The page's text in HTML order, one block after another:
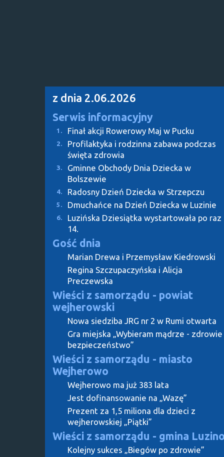
z dnia 2.06.2026
Serwis informacyjny
1. Finał akcji Rowerowy Maj w Pucku
2.
Profilaktyka i rodzinna zabawa podczas
święta zdrowia
3.
Gminne Obchody Dnia Dziecka w
Bolszewie
4. Radosny Dzień Dziecka w Strzepczu
5. Dmuchańce na Dzień Dziecka w Luzinie
6.
Luzińska Dziesiątka wystartowała po raz
14.
Gość dnia
Marian Drewa i Przemysław Kiedrowski
Regina Szczupaczyńska i Alicja
Preczewska
Wieści z samorządu - powiat
wejherowski
Nowa siedziba JRG nr 2 w Rumi otwarta
Gra miejska „Wybieram mądrze - zdrowie
bezpieczeństwo”
Wieści z samorządu - miasto
Wejherowo
Wejherowo ma już 383 lata
Jest dofinansowanie na „Wazę”
Prezent za 1,5 miliona dla dzieci z
wejherowskiej „Piątki”
Wieści z samorządu - gmina
Kolejny sukces „Biegów po zdrowie”